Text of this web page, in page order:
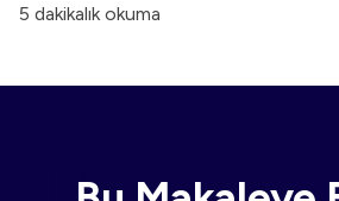
5 dakikalık okuma